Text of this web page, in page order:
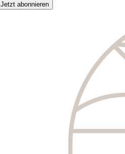
Jetzt abonnieren